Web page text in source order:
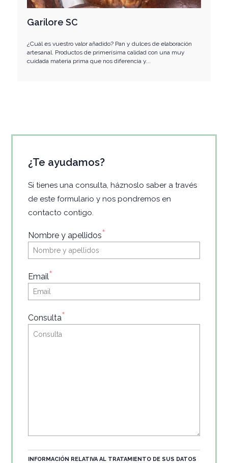
Garilore SC
¿Cuál es vuestro valor añadido? Pan y dulces de elaboración
artesanal. Productos de primerísima calidad con una muy
cuidada materia prima que nos diferencia y...
¿Te ayudamos?
Si tienes una consulta, háznoslo saber a través
de este formulario y nos pondremos en
contacto contigo.
Nombre y apellidos*
Email*
Consulta*
INFORMACIÓN RELATIVA AL TRATAMIENTO DE SUS DATOS